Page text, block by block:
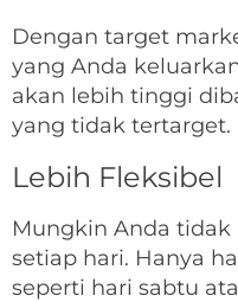
Dengan target
yang Anda
akan lebih tinggi
yang tidak tertarget.
Lebih Fleksibel
Mungkin Anda
setiap hari. Hanya
seperti hari sabtu